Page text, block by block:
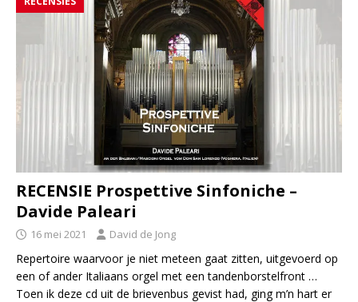
RECENSIE Prospettive Sinfoniche –
Davide Paleari
16 mei 2021 David de Jong
Repertoire waarvoor je niet meteen gaat zitten, uitgevoerd op
een of ander Italiaans orgel met een tandenborstelfront …
Toen ik deze cd uit de brievenbus gevist had, ging m’n hart er